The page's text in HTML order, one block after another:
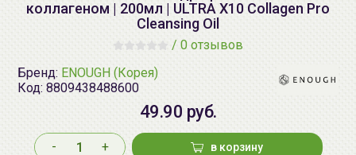
коллагеном | 200мл | ULTRA X10 Collagen Pro
Cleansing Oil
/ 0 отзывов
Бренд: ENOUGH (Корея)
Код: 8809438488600
49.90 руб.
- + в корзину